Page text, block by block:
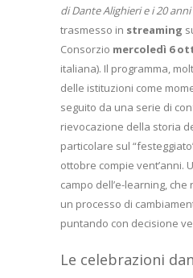
di Dante Alighieri e i 20
trasmesso in streaming
Consorzio mercoledì 6
italiana). Il programma,
delle istituzioni come
seguito da una serie di
rievocazione della storia
particolare sul
ottobre compie vent’anni.
campo dell’e-learning,
un processo di
puntando con decisione
Le celebrazioni